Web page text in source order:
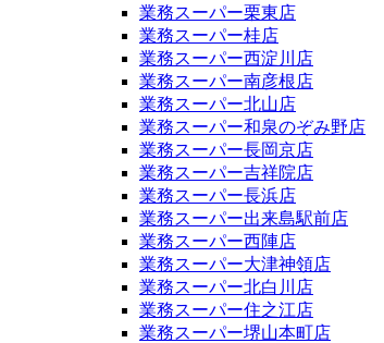
業務スーパー栗東店
業務スーパー桂店
業務スーパー西淀川店
業務スーパー南彦根店
業務スーパー北山店
業務スーパー和泉のぞみ野店
業務スーパー長岡京店
業務スーパー吉祥院店
業務スーパー長浜店
業務スーパー出来島駅前店
業務スーパー西陣店
業務スーパー大津神領店
業務スーパー北白川店
業務スーパー住之江店
業務スーパー堺山本町店